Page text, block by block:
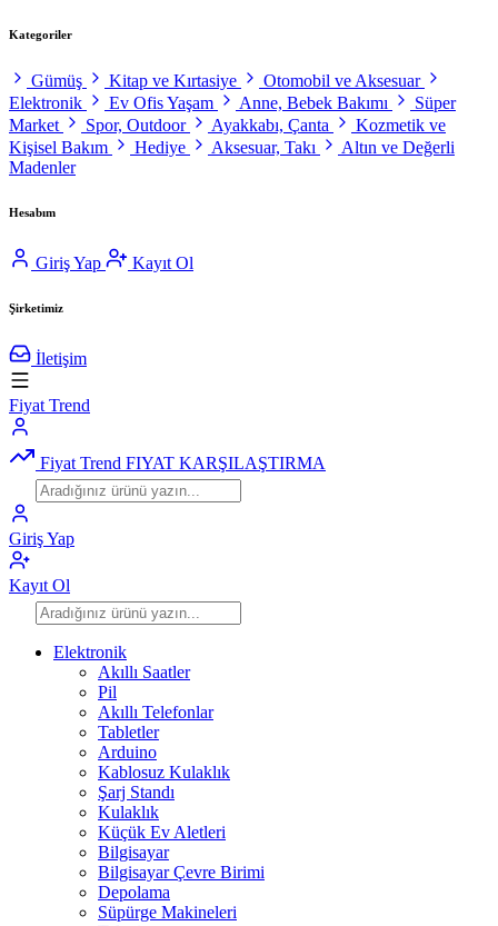
Kategoriler
Gümüş Kitap ve Kırtasiye
Otomobil ve Aksesuar
Elektronik
Ev Ofis Yaşam Anne, Bebek Bakımı
Süper
Market
Spor, Outdoor Ayakkabı, Çanta
Kozmetik ve
Kişisel Bakım
Hediye Aksesuar, Takı
Altın ve Değerli
Madenler
Hesabım
Giriş Yap Kayıt Ol
Şirketimiz
İletişim
Fiyat Trend
Fiyat Trend FIYAT KARŞILAŞTIRMA
Giriş Yap
Kayıt Ol
Elektronik
Akıllı Saatler
Pil
Akıllı Telefonlar
Tabletler
Arduino
Kablosuz Kulaklık
Şarj Standı
Kulaklık
Küçük Ev Aletleri
Bilgisayar
Bilgisayar Çevre Birimi
Depolama
Süpürge Makineleri